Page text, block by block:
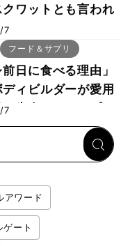
ワットとも言われ
ン“ノーチラス・
ーマシン”とは？
7
フード＆サプリ
前日に食べる理由」
ディビルダーが愛用
牛肉」のシンプル
とは？
7
アワード
ゲート